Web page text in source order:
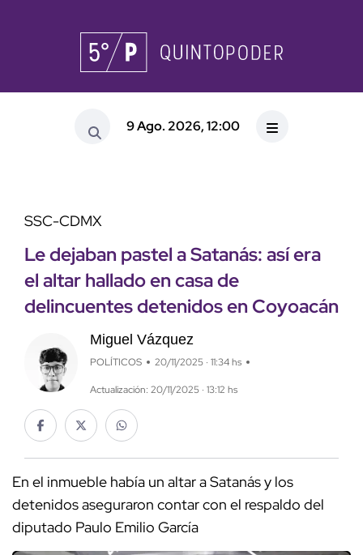
9 Ago. 2026, 12:00
SSC-CDMX
Le dejaban pastel a Satanás: así era
el altar hallado en casa de
delincuentes detenidos en Coyoacán
Miguel Vázquez
POLÍTICOS 20/11/2025 · 11:34 hs
Actualización: 20/11/2025 · 13:12 hs
En el inmueble había un altar a Satanás y los
detenidos aseguraron contar con el respaldo del
diputado Paulo Emilio García